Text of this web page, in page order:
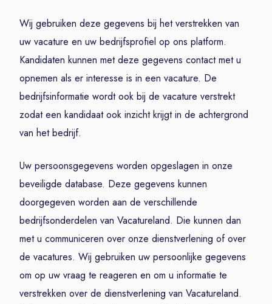
Wij gebruiken deze gegevens bij het verstrekken van
uw vacature en uw bedrijfsprofiel op ons platform.
Kandidaten kunnen met deze gegevens contact met u
opnemen als er interesse is in een vacature. De
bedrijfsinformatie wordt ook bij de vacature verstrekt
zodat een kandidaat ook inzicht krijgt in de achtergrond
van het bedrijf.
Uw persoonsgegevens worden opgeslagen in onze
beveiligde database. Deze gegevens kunnen
doorgegeven worden aan de verschillende
bedrijfsonderdelen van Vacatureland. Die kunnen dan
met u communiceren over onze dienstverlening of over
de vacatures. Wij gebruiken uw persoonlijke gegevens
om op uw vraag te reageren en om u informatie te
verstrekken over de dienstverlening van Vacatureland.